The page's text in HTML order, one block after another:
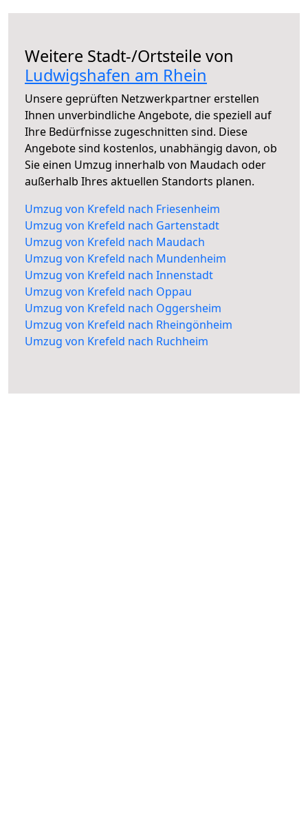
Weitere Stadt-/Ortsteile von
Ludwigshafen am Rhein
Unsere geprüften Netzwerkpartner erstellen
Ihnen unverbindliche Angebote, die speziell auf
Ihre Bedürfnisse zugeschnitten sind. Diese
Angebote sind kostenlos, unabhängig davon, ob
Sie einen Umzug innerhalb von Maudach oder
außerhalb Ihres aktuellen Standorts planen.
Umzug von Krefeld nach Friesenheim
Umzug von Krefeld nach Gartenstadt
Umzug von Krefeld nach Maudach
Umzug von Krefeld nach Mundenheim
Umzug von Krefeld nach Innenstadt
Umzug von Krefeld nach Oppau
Umzug von Krefeld nach Oggersheim
Umzug von Krefeld nach Rheingönheim
Umzug von Krefeld nach Ruchheim